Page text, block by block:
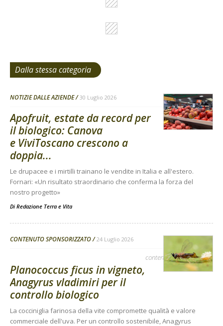
Dalla stessa categoria
NOTIZIE DALLE AZIENDE 30 Luglio 2026
Apofruit, estate da record per
il biologico: Canova
e ViviToscano crescono a
doppia...
Le drupacee e i mirtilli trainano le vendite in Italia e all'estero.
Fornari: «Un risultato straordinario che conferma la forza del
nostro progetto»
Di Redazione Terra e Vita
CONTENUTO SPONSORIZZATO 24 Luglio 2026
contenuto sponsorizzato
Planococcus ficus in vigneto,
Anagyrus vladimiri per il
controllo biologico
La cocciniglia farinosa della vite compromette qualità e valore
commerciale dell'uva. Per un controllo sostenibile, Anagyrus